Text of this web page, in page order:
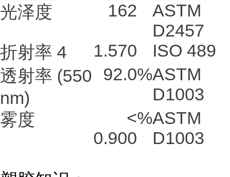
光泽度 162
ASTM
D2457
折射率 4 1.570
ISO 489
透射率 (550
nm)
92.0%ASTM
D1003
雾度
<
0.900
%ASTM
D1003